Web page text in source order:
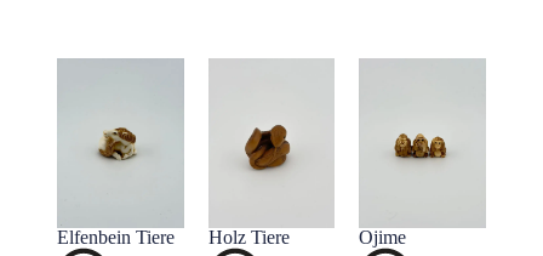
Elfenbein Tiere Holz Tiere Ojime